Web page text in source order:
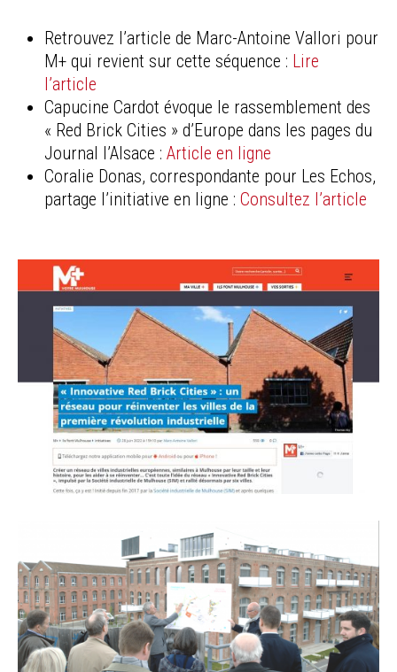
Retrouvez l’article de Marc-Antoine Vallori pour
M+ qui revient sur cette séquence : Lire
l’article
Capucine Cardot évoque le rassemblement des
« Red Brick Cities » d’Europe dans les pages du
Journal l’Alsace :Article en ligne
Coralie Donas, correspondante pour Les Echos,
partage l’initiative en ligne :Consultez l’article